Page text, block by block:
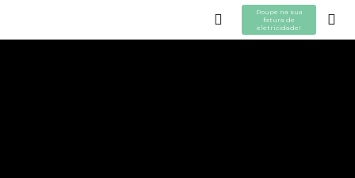
Poupe na sua
fatura de
eletricidade!